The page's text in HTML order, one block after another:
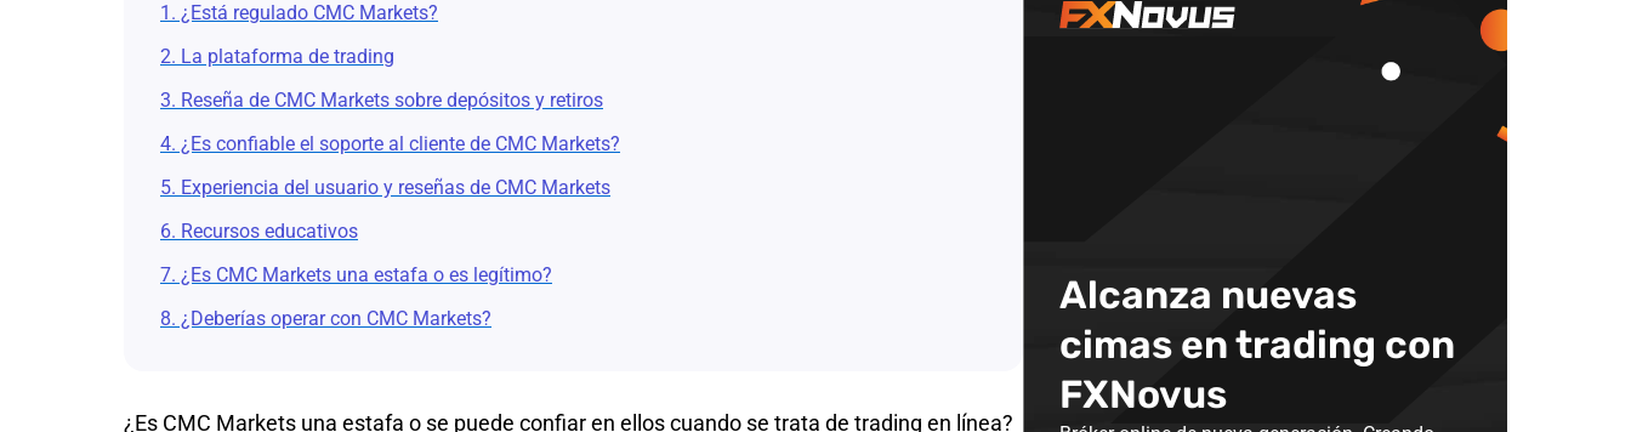
1. ¿Está regulado CMC Markets?
2. La plataforma de trading
3. Reseña de CMC Markets sobre depósitos y retiros
4. ¿Es confiable el soporte al cliente de CMC Markets?
5. Experiencia del usuario y reseñas de CMC Markets
6. Recursos educativos
7. ¿Es CMC Markets una estafa o es legítimo?
8. ¿Deberías operar con CMC Markets?
¿Es CMC Markets una estafa o se puede confiar en ellos cuando se trata de trading en línea?
Alcanza nuevas
cimas en trading con
FXNovus